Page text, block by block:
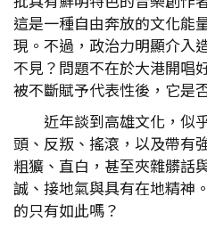
這是一種自由奔放的文化能
現。不過，政治力明顯介入
不見？問題不在於大港開唱
被不斷賦予代表性後，它是
近年談到高雄文化，似
頭、反叛、搖滾，以及帶有
粗獷、直白，甚至夾雜髒話
誠、接地氣與具有在地精神
的只有如此嗎？